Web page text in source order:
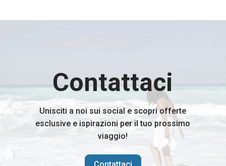
Contattaci
Unisciti a noi sui social e scopri offerte
esclusive e ispirazioni per il tuo prossimo
viaggio!